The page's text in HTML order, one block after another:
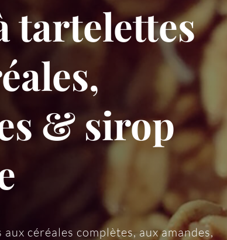
tartelettes
& sirop
céréales complètes, aux amandes,